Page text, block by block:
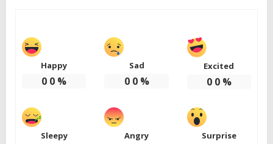
Happy
0 0 %
Sad
0 0%
Excited
0 0%
Sleepy Angry Surprise